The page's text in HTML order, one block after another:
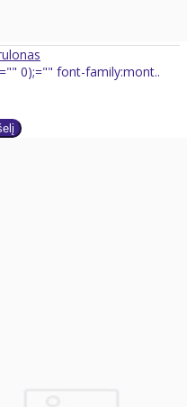
0);="" font-family:mont..